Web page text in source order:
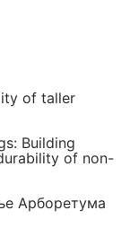
of taller
Building
of non-
Арборетума